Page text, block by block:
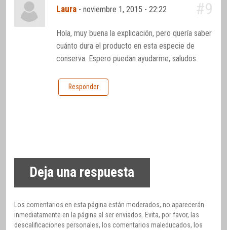
Laura -noviembre 1, 2015 - 22:22 #9
Hola, muy buena la explicación, pero quería saber
cuánto dura el producto en esta especie de
conserva. Espero puedan ayudarme, saludos
Responder
Deja una respuesta
Los comentarios en esta página están moderados, no aparecerán
inmediatamente en la página al ser enviados. Evita, por favor, las
descalificaciones personales, los comentarios maleducados, los